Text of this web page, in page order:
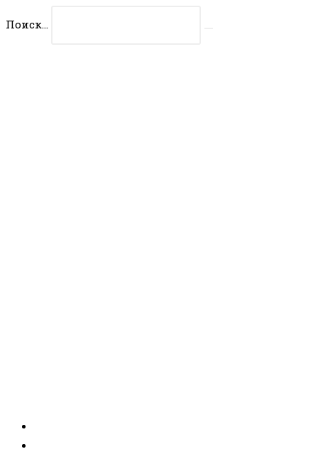
Поиск...